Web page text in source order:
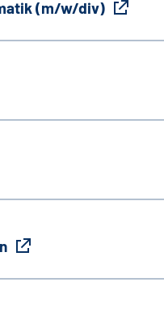
(m/w/div)